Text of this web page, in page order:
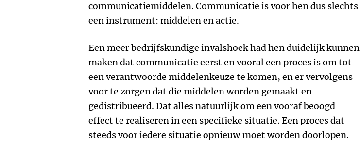
communicatiemiddelen. Communicatie is voor hen dus slechts
een instrument: middelen en actie.
Een meer bedrijfskundige invalshoek had hen duidelijk kunnen
maken dat communicatie eerst en vooral een proces is om tot
een verantwoorde middelenkeuze te komen, en er vervolgens
voor te zorgen dat die middelen worden gemaakt en
gedistribueerd. Dat alles natuurlijk om een vooraf beoogd
effect te realiseren in een specifieke situatie. Een proces dat
steeds voor iedere situatie opnieuw moet worden doorlopen.